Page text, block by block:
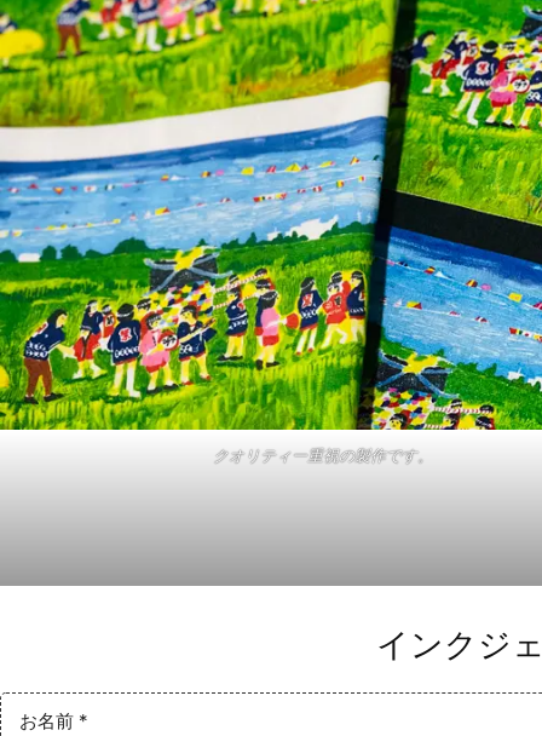
クオリティー重視の製作です。
インクジ
お名前 *